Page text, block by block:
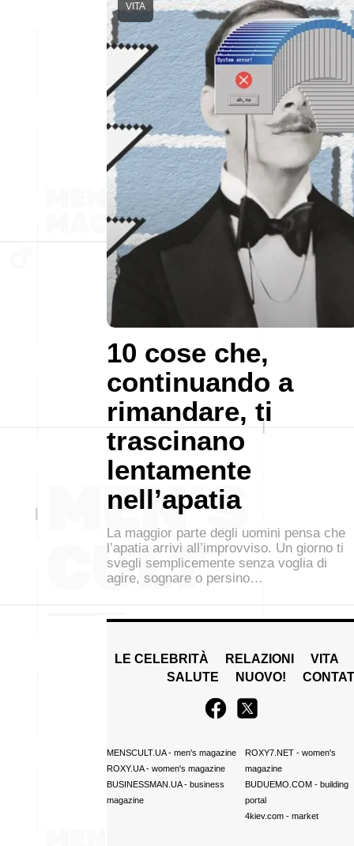
10 cose che,
continuando a
rimandare, ti
trascinano
lentamente
nell’apatia
VITA
La maggior parte degli uomini pensa che
l’apatia arrivi all’improvviso. Un giorno ti
svegli semplicemente senza voglia di
agire, sognare o persino…
LE CELEBRITÀ RELAZIONI
VITA
SALUTE
NUOVO!
MENSCULT.UA- men's magazine
ROXY.UA- women's magazine
BUSINESSMAN.UA- business
magazine
ROXY7.NET- women's
magazine
BUDUEMO.COM- building
portal
4kiev.com- market